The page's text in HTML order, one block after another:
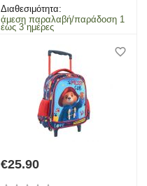
Διαθεσιμότητα:
άμεση παραλαβή/παράδοση 1
έως 3 ημέρες
€25.90